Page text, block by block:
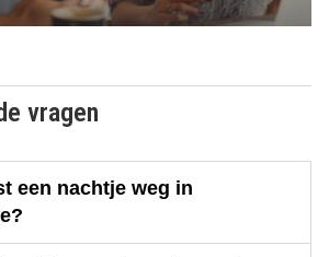
vragen
een nachtje weg in